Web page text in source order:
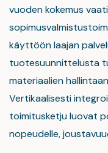
vuoden kokemus
käyttöön laajan
tuotesuunnittelusta
materiaalien
Vertikaalisesti
toimitusketju luovat
nopeudelle,